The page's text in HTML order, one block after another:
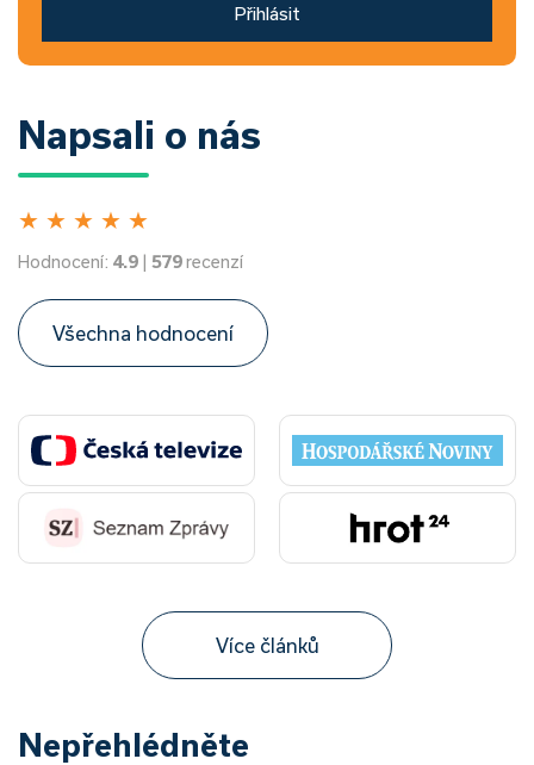
Přihlásit
Napsali o nás
★ ★ ★ ★ ★
Hodnocení: 4.9 | 579recenzí
Všechna hodnocení
Více článků
Nepřehlédněte